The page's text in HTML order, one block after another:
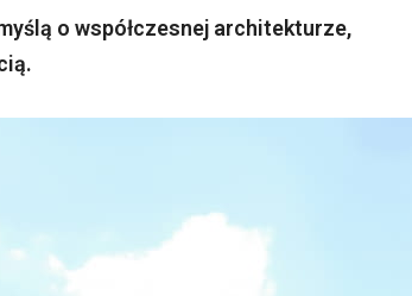
o współczesnej architekturze,